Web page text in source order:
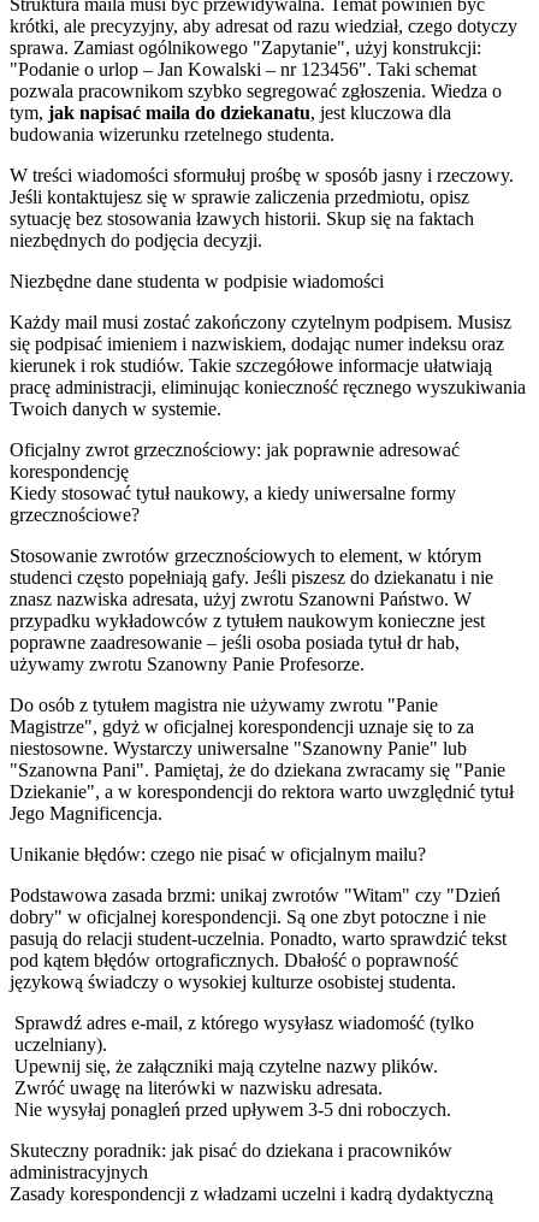
krótki, ale precyzyjny, aby adresat od razu wiedział, czego dotyczy
sprawa. Zamiast ogólnikowego "Zapytanie", użyj konstrukcji:
"Podanie o urlop – Jan Kowalski – nr 123456". Taki schemat
pozwala pracownikom szybko segregować zgłoszenia. Wiedza o
tym, jak napisać maila do dziekanatu, jest kluczowa dla
budowania wizerunku rzetelnego studenta.
W treści wiadomości sformułuj prośbę w sposób jasny i rzeczowy.
Jeśli kontaktujesz się w sprawie zaliczenia przedmiotu, opisz
sytuację bez stosowania łzawych historii. Skup się na faktach
niezbędnych do podjęcia decyzji.
Niezbędne dane studenta w podpisie wiadomości
Każdy mail musi zostać zakończony czytelnym podpisem. Musisz
się podpisać imieniem i nazwiskiem, dodając numer indeksu oraz
kierunek i rok studiów. Takie szczegółowe informacje ułatwiają
pracę administracji, eliminując konieczność ręcznego wyszukiwania
Twoich danych w systemie.
Oficjalny zwrot grzecznościowy: jak poprawnie adresować
korespondencję
Kiedy stosować tytuł naukowy, a kiedy uniwersalne formy
grzecznościowe?
Stosowanie zwrotów grzecznościowych to element, w którym
studenci często popełniają gafy. Jeśli piszesz do dziekanatu i nie
znasz nazwiska adresata, użyj zwrotu Szanowni Państwo. W
przypadku wykładowców z tytułem naukowym konieczne jest
poprawne zaadresowanie – jeśli osoba posiada tytuł dr hab,
używamy zwrotu Szanowny Panie Profesorze.
Do osób z tytułem magistra nie używamy zwrotu "Panie
Magistrze", gdyż w oficjalnej korespondencji uznaje się to za
niestosowne. Wystarczy uniwersalne "Szanowny Panie" lub
"Szanowna Pani". Pamiętaj, że do dziekana zwracamy się "Panie
Dziekanie", a w korespondencji do rektora warto uwzględnić tytuł
Jego Magnificencja.
Unikanie błędów: czego nie pisać w oficjalnym mailu?
Podstawowa zasada brzmi: unikaj zwrotów "Witam" czy "Dzień
dobry" w oficjalnej korespondencji. Są one zbyt potoczne i nie
pasują do relacji student-uczelnia. Ponadto, warto sprawdzić tekst
pod kątem błędów ortograficznych. Dbałość o poprawność
językową świadczy o wysokiej kulturze osobistej studenta.
Sprawdź adres e-mail, z którego wysyłasz wiadomość (tylko
uczelniany).
Upewnij się, że załączniki mają czytelne nazwy plików.
Zwróć uwagę na literówki w nazwisku adresata.
Nie wysyłaj ponagleń przed upływem 3-5 dni roboczych.
Skuteczny poradnik: jak pisać do dziekana i pracowników
administracyjnych
Zasady korespondencji z władzami uczelni i kadrą dydaktyczną